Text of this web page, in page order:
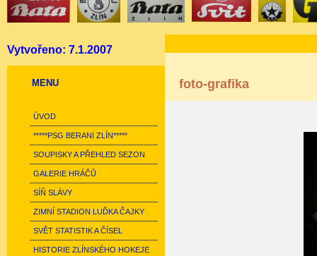
Vytvořeno: 7.1.2007
MENU
ÚVOD
*****PSG BERANI ZLÍN*****
SOUPISKY A PŘEHLED SEZON
GALERIE HRÁČŮ
SÍŇ SLÁVY
ZIMNÍ STADION LUĎKA ČAJKY
SVĚT STATISTIK A ČÍSEL
HISTORIE ZLÍNSKÉHO HOKEJE
foto-grafika